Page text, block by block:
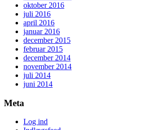
oktober 2016
juli 2016
april 2016
januar 2016
december 2015
februar 2015
december 2014
november 2014
juli 2014
juni 2014
Meta
Log ind